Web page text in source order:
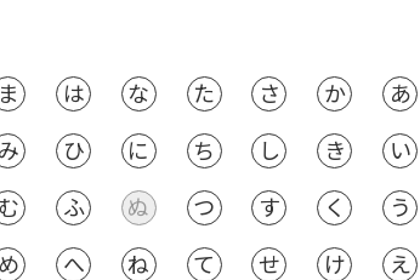
あ
い
う
え
か
き
く
け
さ
し
す
せ
た
ち
つ
て
な
に
ぬ
ね
は
ひ
ふ
へ
ま
み
む
め